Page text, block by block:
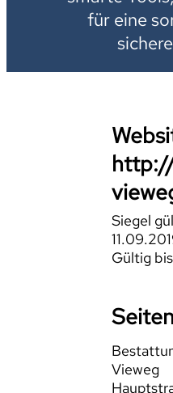
für eine
Siegel
Gültig
Vieweg